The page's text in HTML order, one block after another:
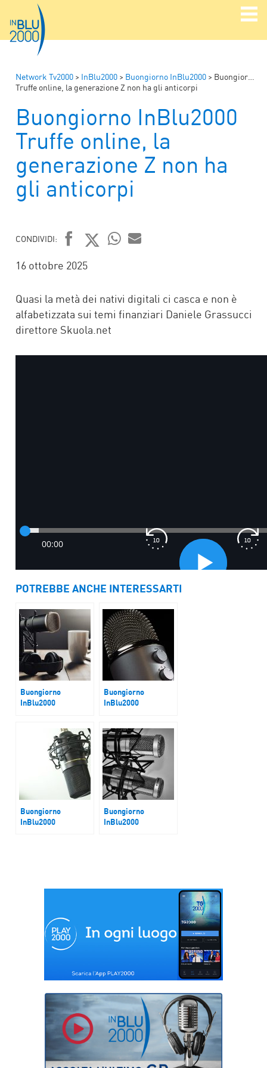
Network Tv2000 > InBlu2000 > Buongiorno InBlu2000 > Buongiorno InBlu2000
Truffe online, la generazione Z non ha gli anticorpi
Buongiorno InBlu2000
Truffe online, la
generazione Z non ha
gli anticorpi
CONDIVIDI:
FACEBOOK
TWITTER
16 ottobre 2025
Quasi la metà dei nativi digitali ci casca e non è
alfabetizzata sui temi finanziari Daniele Grassucci
direttore Skuola.net
POTREBBE ANCHE INTERESSARTI
Buongiorno
InBlu2000
Buongiorno
InBlu2000
Buongiorno
InBlu2000
Buongiorno
InBlu2000